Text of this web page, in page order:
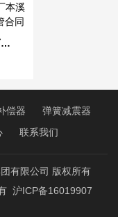
【华兴热电厂本溪项目】金属软管合同
偿器
弹簧减震器
联系我们
有限公司 版权所有
沪ICP备16019907